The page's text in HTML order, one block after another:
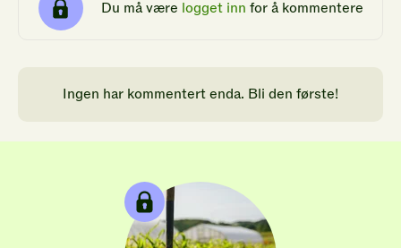
Du må være logget inn for å kommentere
Ingen har kommentert enda. Bli den første!